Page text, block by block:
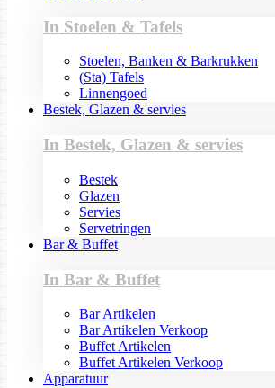
In Stoelen & Tafels
Stoelen, Banken & Barkrukken
(Sta) Tafels
Linnengoed
Bestek, Glazen & servies
In Bestek, Glazen & servies
Bestek
Glazen
Servies
Servetringen
Bar & Buffet
In Bar & Buffet
Bar Artikelen
Bar Artikelen Verkoop
Buffet Artikelen
Buffet Artikelen Verkoop
Apparatuur